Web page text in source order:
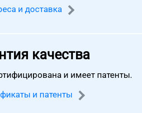
и доставка
качества
и имеет патенты.
и патенты